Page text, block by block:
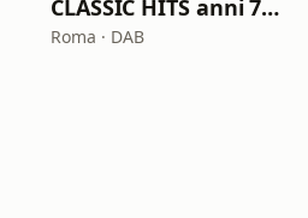
CLASSIC HITS anni 70 80 90
Roma · DAB